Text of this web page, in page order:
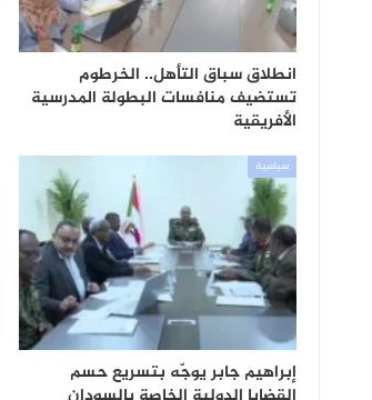
انطلاق سباق التأهل.. الخرطوم
تستضيف منافسات البطولة المدرسية
الأفريقية
سياسية
إبراهيم جابر يوجّه بتسريع حسم